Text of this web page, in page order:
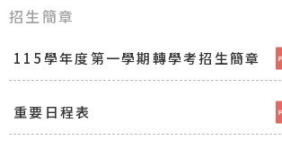
招生簡章
115學年度第一學期轉學考招生簡章
重要日程表